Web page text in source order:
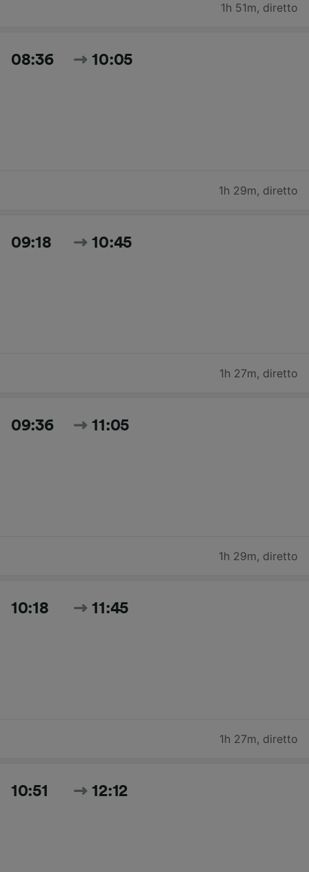
1h 51m, diretto
08:36 10:05
1h 29m, diretto
09:18 10:45
1h 27m, diretto
09:36 11:05
1h 29m, diretto
10:18 11:45
1h 27m, diretto
10:51 12:12